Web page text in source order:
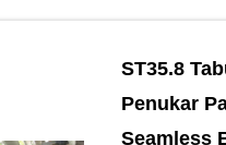
ST35.8
Penukar
Seamless